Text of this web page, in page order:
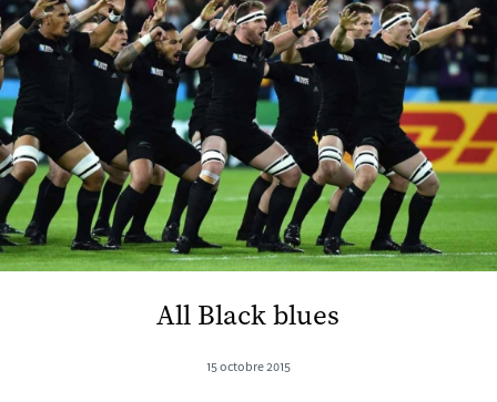
All Black blues
15 octobre 2015